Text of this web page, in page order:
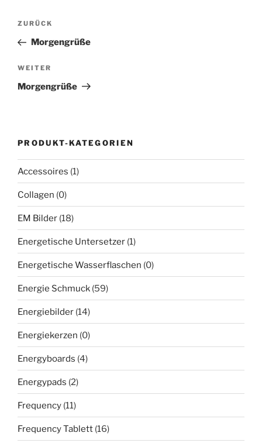
Beitragsnavigation
Vorheriger
Beitrag
ZURÜCK
Morgengrüße
Nächster
Beitrag
WEITER
Morgengrüße
PRODUKT-KATEGORIEN
Accessoires (1)
Collagen (0)
EM Bilder (18)
Energetische Untersetzer (1)
Energetische Wasserflaschen (0)
Energie Schmuck (59)
Energiebilder (14)
Energiekerzen (0)
Energyboards (4)
Energypads (2)
Frequency (11)
Frequency Tablett (16)